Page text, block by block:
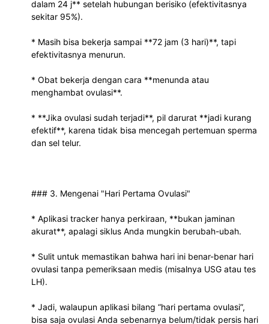
dalam 24 j** setelah hubungan berisiko (efektivitasnya
sekitar 95%).
* Masih bisa bekerja sampai **72 jam (3 hari)**, tapi
efektivitasnya menurun.
* Obat bekerja dengan cara **menunda atau
menghambat ovulasi**.
* **Jika ovulasi sudah terjadi**, pil darurat **jadi kurang
efektif**, karena tidak bisa mencegah pertemuan sperma
dan sel telur.
### 3. Mengenai "Hari Pertama Ovulasi"
* Aplikasi tracker hanya perkiraan, **bukan jaminan
akurat**, apalagi siklus Anda mungkin berubah-ubah.
* Sulit untuk memastikan bahwa hari ini benar-benar hari
ovulasi tanpa pemeriksaan medis (misalnya USG atau tes
LH).
* Jadi, walaupun aplikasi bilang “hari pertama ovulasi”,
bisa saja ovulasi Anda sebenarnya belum/tidak persis hari